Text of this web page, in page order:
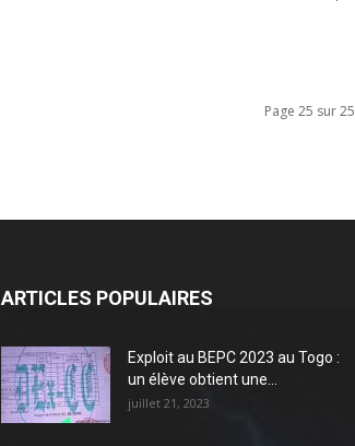
Page 25 sur 25
ARTICLES POPULAIRES
Exploit au BEPC 2023 au Togo :
un élève obtient une...
juillet 21, 2023